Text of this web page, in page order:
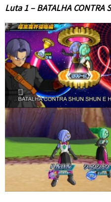
Luta 1 – BATALHA CONTRA